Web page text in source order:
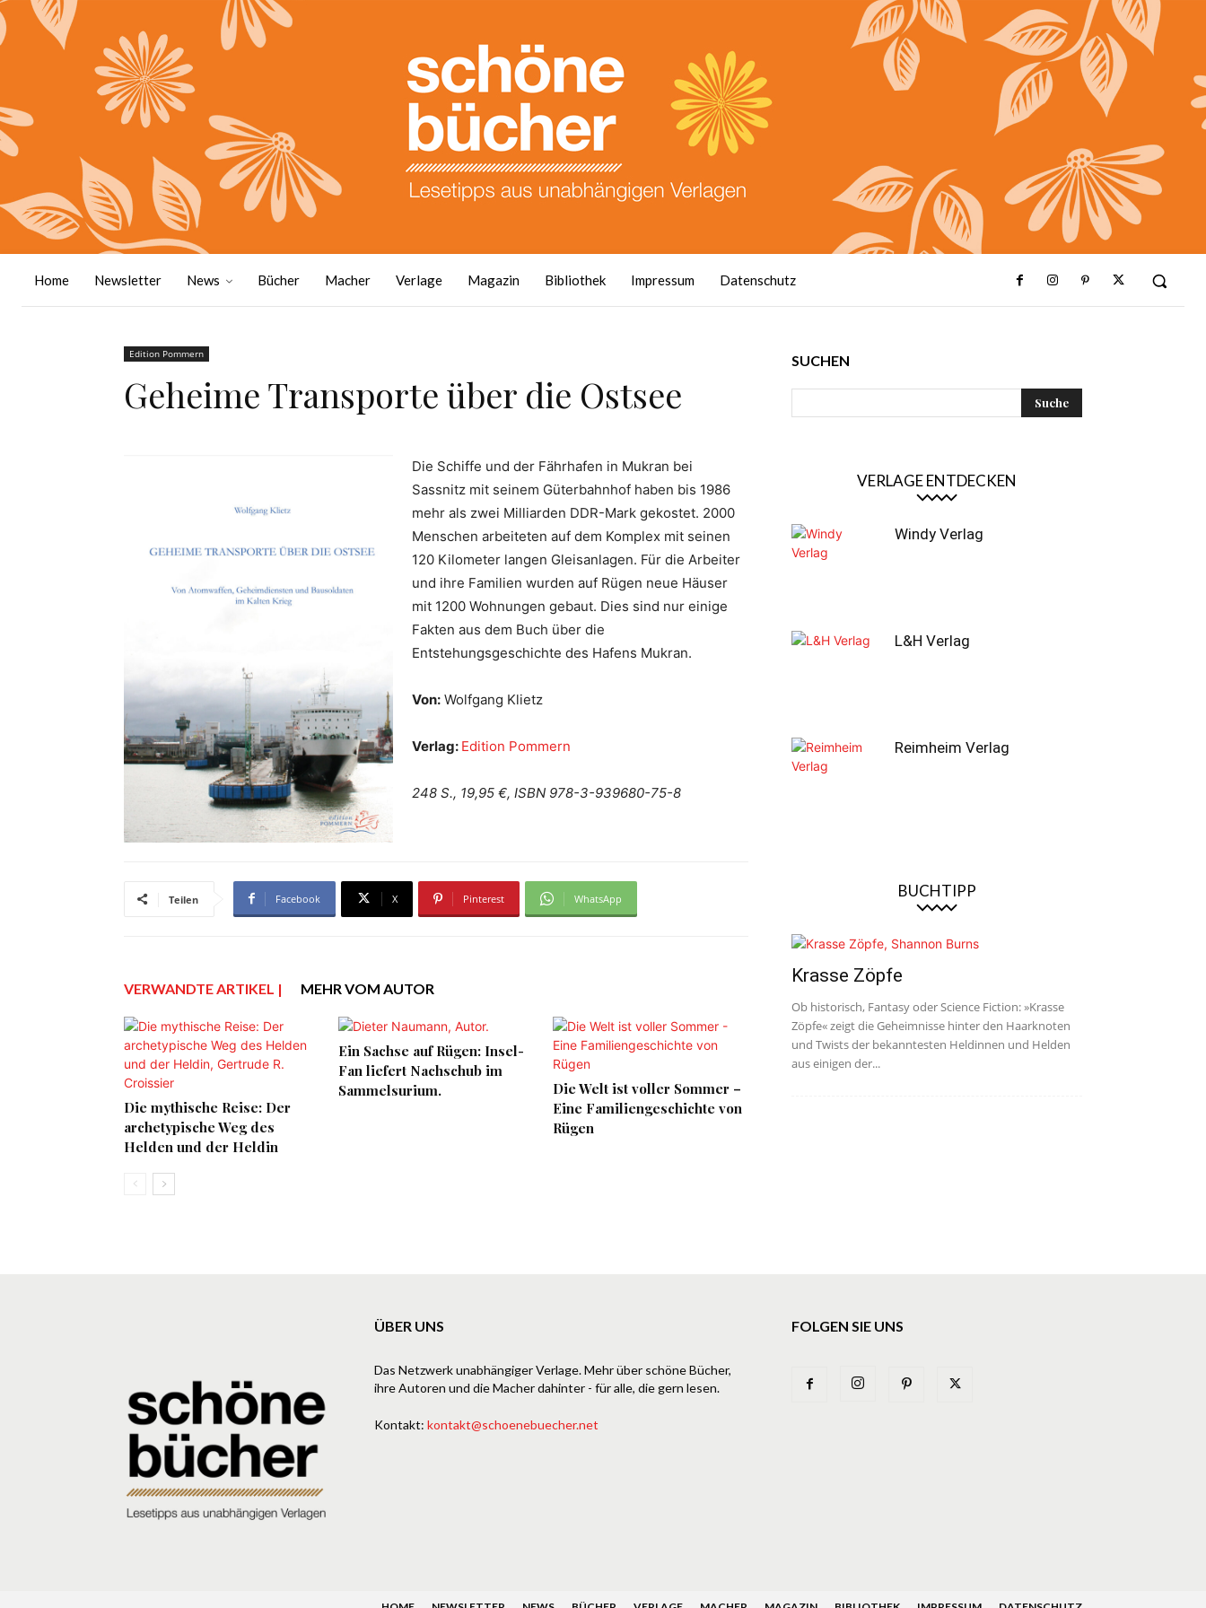
Home Newsletter News Bücher Macher Verlage Magazin Bibliothek Impressum Datenschutz
Edition Pommern
Geheime Transporte über die Ostsee
Die Schiffe und der Fährhafen in Mukran bei
Sassnitz mit seinem Güterbahnhof haben bis 1986
mehr als zwei Milliarden DDR-Mark gekostet. 2000
Menschen arbeiteten auf dem Komplex mit seinen
120 Kilometer langen Gleisanlagen. Für die Arbeiter
und ihre Familien wurden auf Rügen neue Häuser
mit 1200 Wohnungen gebaut. Dies sind nur einige
Fakten aus dem Buch über die
Entstehungsgeschichte des Hafens Mukran.
Von: Wolfgang Klietz
Verlag: Edition Pommern
248 S., 19,95 €, ISBN 978-3-939680-75-8
Teilen Facebook X Pinterest WhatsApp
VERWANDTE ARTIKEL | MEHR VOM AUTOR
Die mythische Reise: Der
archetypische Weg des
Helden und der Heldin
Ein Sachse auf Rügen: Insel-
Fan liefert Nachschub im
Sammelsurium.
Die Welt ist voller Sommer –
Eine Familiengeschichte von
Rügen
SUCHEN
VERLAGE ENTDECKEN
Windy Verlag
L&H Verlag
Reimheim Verlag
BUCHTIPP
Krasse Zöpfe
Ob historisch, Fantasy oder Science Fiction: »Krasse
Zöpfe« zeigt die Geheimnisse hinter den Haarknoten
und Twists der bekanntesten Heldinnen und Helden
aus einigen der...
ÜBER UNS
Das Netzwerk unabhängiger Verlage. Mehr über schöne Bücher,
ihre Autoren und die Macher dahinter - für alle, die gern lesen.
Kontakt: kontakt@schoenebuecher.net
FOLGEN SIE UNS